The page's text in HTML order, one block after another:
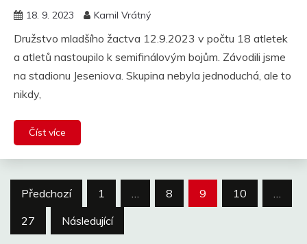
18. 9. 2023 Kamil Vrátný
Družstvo mladšího žactva 12.9.2023 v počtu 18 atletek
a atletů nastoupilo k semifinálovým bojům. Závodili jsme
na stadionu Jeseniova. Skupina nebyla jednoduchá, ale to
nikdy,
Číst více
Stránkování
příspěvků
Předchozí 1 … 8 9 10
…
27
Následující